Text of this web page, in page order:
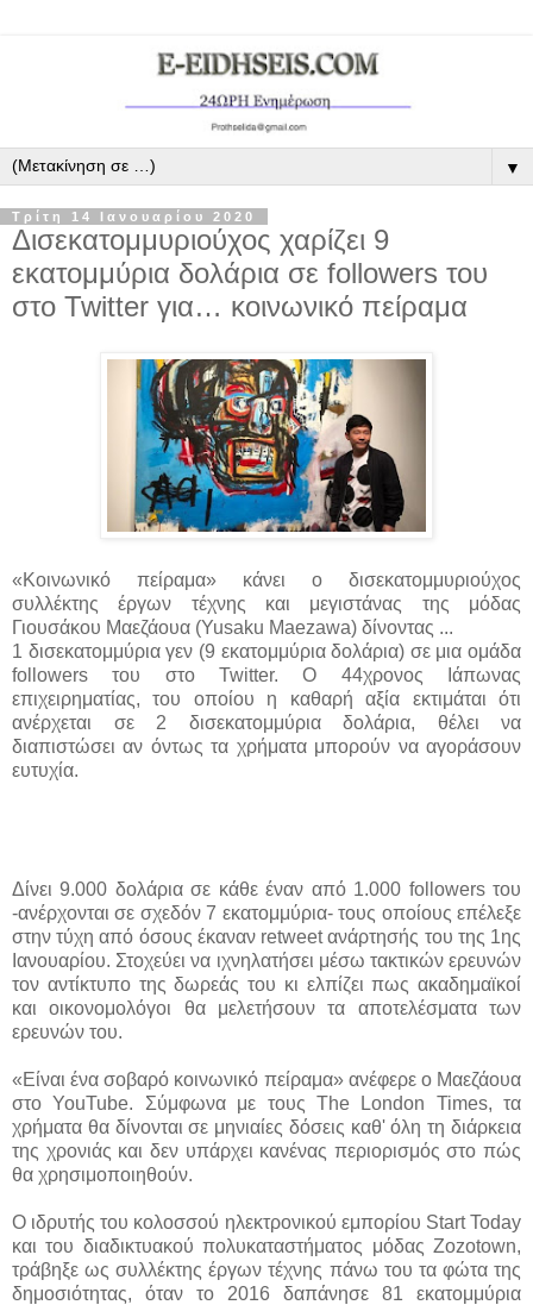
▼
Τρίτη 14 Ιανουαρίου 2020
Δισεκατομμυριούχος χαρίζει 9
εκατομμύρια δολάρια σε followers του
στο Twitter για… κοινωνικό πείραμα
«Κοινωνικό πείραμα» κάνει ο δισεκατομμυριούχος
συλλέκτης έργων τέχνης και μεγιστάνας της μόδας
Γιουσάκου Μαεζάουα (Yusaku Maezawa) δίνοντας ...
1 δισεκατομμύρια γεν (9 εκατομμύρια δολάρια) σε μια ομάδα
followers του στο Twitter. O 44χρονος Ιάπωνας
επιχειρηματίας, του οποίου η καθαρή αξία εκτιμάται ότι
ανέρχεται σε 2 δισεκατομμύρια δολάρια, θέλει να
διαπιστώσει αν όντως τα χρήματα μπορούν να αγοράσουν
ευτυχία.
Δίνει 9.000 δολάρια σε κάθε έναν από 1.000 followers του
-ανέρχονται σε σχεδόν 7 εκατομμύρια- τους οποίους επέλεξε
στην τύχη από όσους έκαναν retweet ανάρτησής του της 1ης
Ιανουαρίου. Στοχεύει να ιχνηλατήσει μέσω τακτικών ερευνών
τον αντίκτυπο της δωρεάς του κι ελπίζει πως ακαδημαϊκοί
και οικονομολόγοι θα μελετήσουν τα αποτελέσματα των
ερευνών του.
«Είναι ένα σοβαρό κοινωνικό πείραμα» ανέφερε ο Μαεζάουα
στο YouTube. Σύμφωνα με τους The London Times, τα
χρήματα θα δίνονται σε μηνιαίες δόσεις καθ' όλη τη διάρκεια
της χρονιάς και δεν υπάρχει κανένας περιορισμός στο πώς
θα χρησιμοποιηθούν.
Ο ιδρυτής του κολοσσού ηλεκτρονικού εμπορίου Start Today
και του διαδικτυακού πολυκαταστήματος μόδας Zozotown,
τράβηξε ως συλλέκτης έργων τέχνης πάνω του τα φώτα της
δημοσιότητας, όταν το 2016 δαπάνησε 81 εκατομμύρια